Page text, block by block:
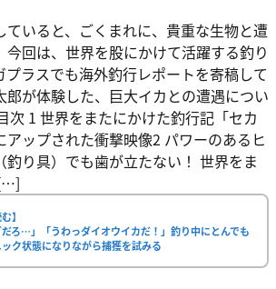
ていると、ごくまれに、貴重な生物と遭
回は、世界を股にかけて活躍する釣り
プラスでも海外釣行レポートを寄稿して
郎が体験した、巨大イカとの遭遇につい
次 1 世界をまたにかけた釣行記「セカ
アップされた衝撃映像2 パワーのあるヒ
釣り具）でも歯が立たない！ 世界をま
】
だろ…」「うわっダイオウイカだ！」釣り中にとんでも
ク状態になりながら捕獲を試みる